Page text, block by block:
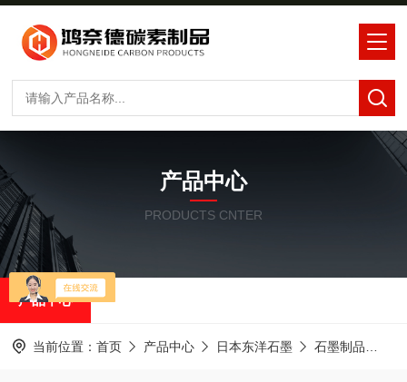
产品中心
PRODUCTS CNTER
产品中心
当前位置： 首页 产品中心 日本东洋石墨 石墨制品